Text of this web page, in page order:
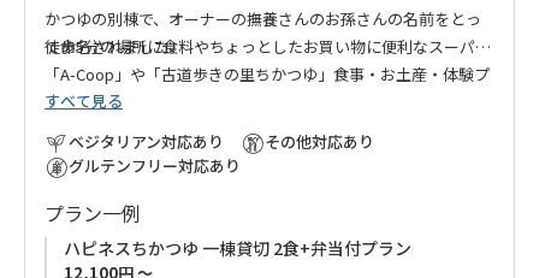
かつゆの別棟で、オーナーの撫養さんのお孫さんの名前をとっ
て命名されました。
徒歩5分の場所に食料やちょっとしたお買い物に便利なスーパー
「A-Coop」や「古道歩きの里ちかつゆ」食事・お土産・体験プ
ランなどを楽しめる総合施設があります。
近露の田舎の景色を楽しみながら散歩がてらにお出かけいただ
けますが、無料のレンタサイクル（2台）もご利用いただけま
す。
すべて見る
ベジタリアン対応あり
グルテンフリー対応あり
その他対応あり
プラン一例
ハピネスちかつゆ 一棟貸切 2食+弁当付プラン
12,100円 ～